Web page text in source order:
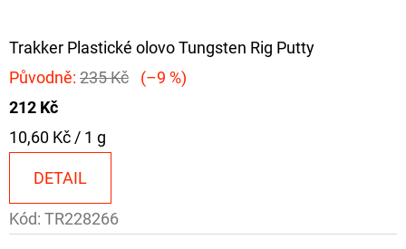
Trakker Plastické olovo Tungsten Rig Putty
Původně: 235 Kč
(–9 %)
212 Kč
Měrná
10,60 Kč / 1 g
DETAIL
Kód: TR228266